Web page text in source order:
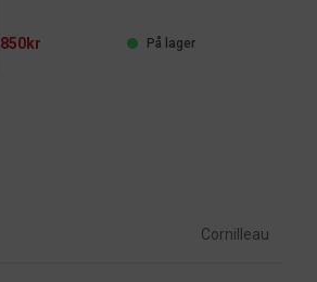
850kr På lager
Cornilleau